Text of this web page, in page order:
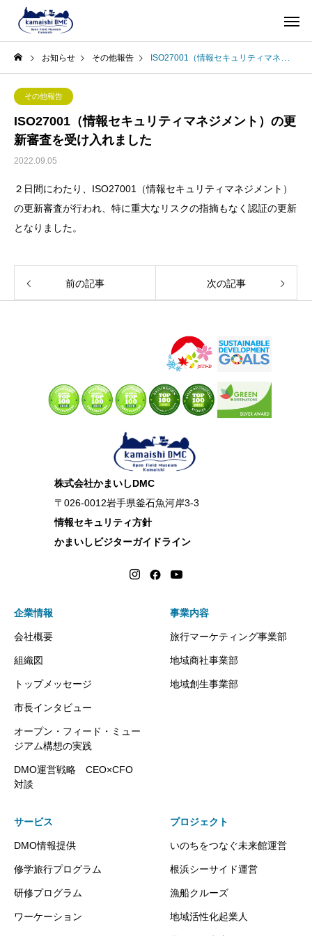
お知らせ その他報告 ISO27001（情報セキュリティマネジメント）の更新審査を受け入れました
その他報告
ISO27001（情報セキュリティマネジメント）の更
新審査を受け入れました
2022.09.05
２日間にわたり、ISO27001（情報セキュリティマネジメント）
の更新審査が行われ、特に重大なリスクの指摘もなく認証の更新
となりました。
前の記事 次の記事
株式会社かまいしDMC
〒026-0012岩手県釜石魚河岸3-3
情報セキュリティ方針
かまいしビジターガイドライン
企業情報
会社概要
組織図
トップメッセージ
市長インタビュー
オープン・フィード・ミュー
ジアム構想の実践
DMO運営戦略 CEO×CFO
対談
事業内容
旅行マーケティング事業部
地域商社事業部
地域創生事業部
サービス
DMO情報提供
修学旅行プログラム
研修プログラム
ワーケーション
プロジェクト
いのちをつなぐ未来館運営
根浜シーサイド運営
漁船クルーズ
地域活性化起業人